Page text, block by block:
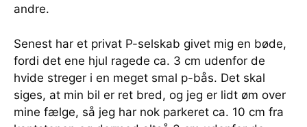
andre.
Senest har et privat P-selskab givet mig en bøde,
fordi det ene hjul ragede ca. 3 cm udenfor de
hvide streger i en meget smal p-bås. Det skal
siges, at min bil er ret bred, og jeg er lidt øm over
mine fælge, så jeg har nok parkeret ca. 10 cm fra